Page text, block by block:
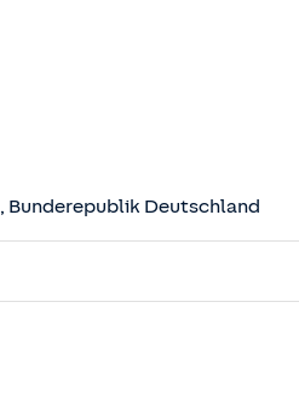
, Bunderepublik Deutschland